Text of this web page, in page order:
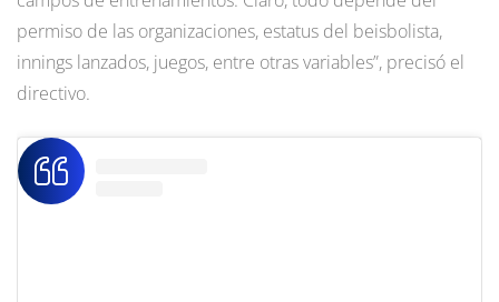
permiso de las organizaciones, estatus del beisbolista,
innings lanzados, juegos, entre otras variables”, precisó el
directivo.